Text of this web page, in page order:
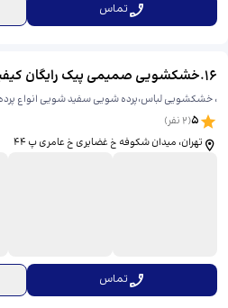
تماس
16
.خشکشویی صمیمی پیک رایگان
، خشکشویی لباس،پرده شویی سفید شویی انواع
5
(
2نفر)
تهران، میدان شکوفه خ غضایری خ عامری پ ۴۴
تماس